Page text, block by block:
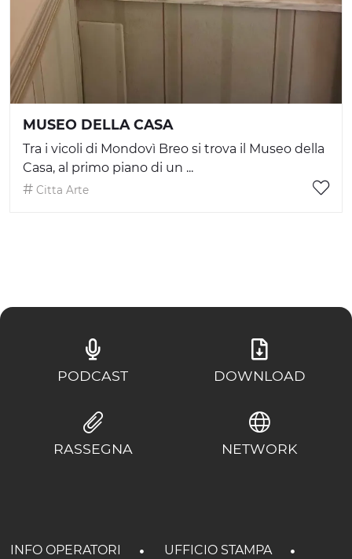
MUSEO DELLA CASA
Tra i vicoli di Mondovì Breo si trova il Museo della
Casa, al primo piano di un ...
Citta Arte
PODCAST DOWNLOAD
RASSEGNA NETWORK
INFO OPERATORI UFFICIO STAMPA